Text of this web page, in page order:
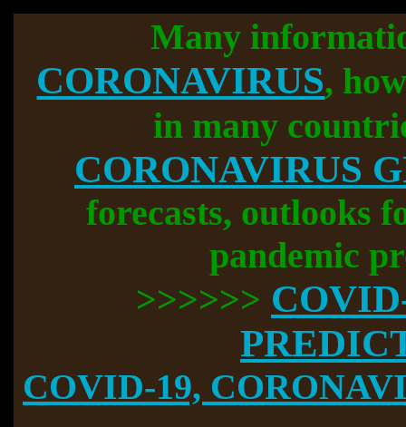
Many
CORONAVIRUS,
in many
CORONAVIRUS
forecasts, outlooks
pandemic
>>>>>>
COVID-19,